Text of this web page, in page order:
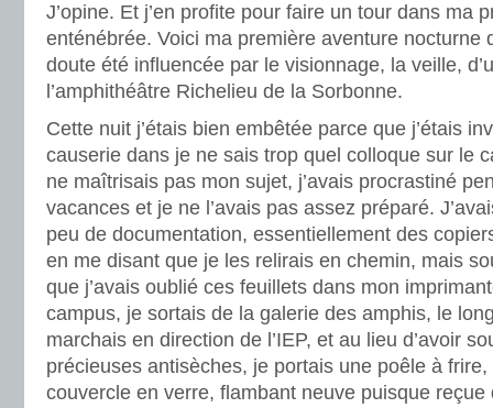
J’opine. Et j’en profite pour faire un tour dans ma
enténébrée. Voici ma première aventure nocturne
doute été influencée par le visionnage, la veille,
l’amphithéâtre Richelieu de la Sorbonne.
Cette nuit j’étais bien embêtée parce que j’étais
causerie dans je ne sais trop quel colloque sur le
ne maîtrisais pas mon sujet, j’avais procrastiné
vacances et je ne l’avais pas assez préparé.
peu de documentation, essentiellement des
en me disant que je les relirais en chemin, mais
que j’avais oublié ces feuillets dans mon
campus, je sortais de la galerie des amphis, le
marchais en direction de l’IEP, et au lieu d’avoir
précieuses antisèches, je portais une poêle à
couvercle en verre, flambant neuve puisque